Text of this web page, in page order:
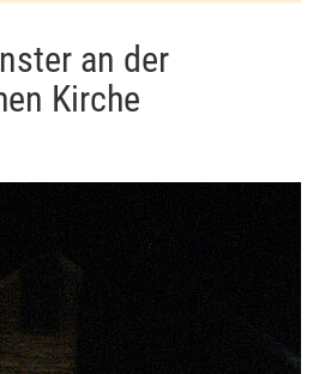
an der
Kirche